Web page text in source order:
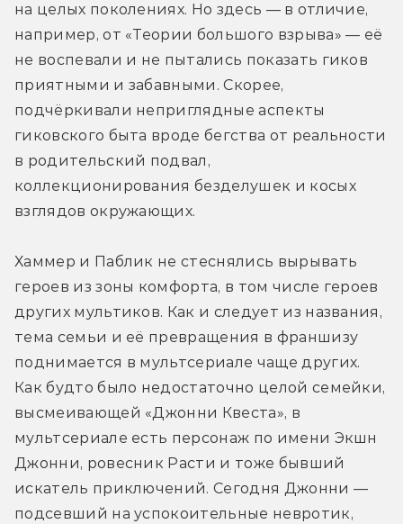
на целых поколениях. Но здесь — в отличие,
например, от «Теории большого взрыва» — её
не воспевали и не пытались показать гиков
приятными и забавными. Скорее,
подчёркивали неприглядные аспекты
гиковского быта вроде бегства от реальности
в родительский подвал,
коллекционирования безделушек и косых
взглядов окружающих.
Хаммер и Паблик не стеснялись вырывать
героев из зоны комфорта, в том числе героев
других мультиков. Как и следует из названия,
тема семьи и её превращения в франшизу
поднимается в мультсериале чаще других.
Как будто было недостаточно целой семейки,
высмеивающей «Джонни Квеста», в
мультсериале есть персонаж по имени Экшн
Джонни, ровесник Расти и тоже бывший
искатель приключений. Сегодня Джонни —
подсевший на успокоительные невротик,